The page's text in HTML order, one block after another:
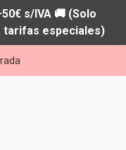
s/IVA 🚚 (Solo
tarifas especiales)